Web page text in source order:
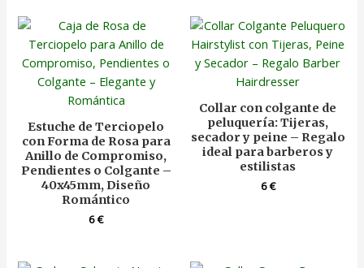
Estuche de Terciopelo
con Forma de Rosa para
Anillo de Compromiso,
Pendientes o Colgante –
40x45mm, Diseño
Romántico
6€
Collar con colgante de
peluquería: Tijeras,
secador y peine – Regalo
ideal para barberos y
estilistas
6€